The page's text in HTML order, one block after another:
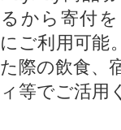
から寄付
ご利用可能
際の飲食、
等でご活用